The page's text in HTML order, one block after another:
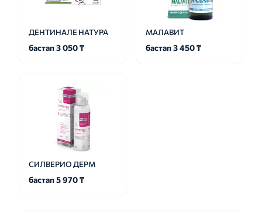
ДЕНТИНАЛЕ НАТУРА
бастап 3 050 ₸
МАЛАВИТ
бастап 3 450 ₸
СИЛВЕРИО ДЕРМ
бастап 5 970 ₸